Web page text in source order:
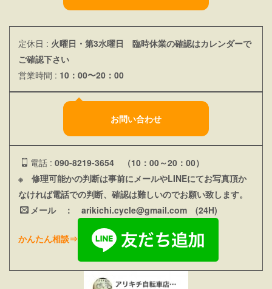
定休日 : 火曜日・第3水曜日 臨時休業の確認はカレンダーで
ご確認下さい
営業時間 : 10：00〜20：00
お問い合わせ
電話 : 090-8219-3654 （10：00～20：00）
※ 修理可能かの判断は事前にメールやLINEにてお写真頂か
なければ電話での判断、確認は難しいのでお願い致します。
メール ： arikichi.cycle@gmail.com (24H)
かんたん相談⇒